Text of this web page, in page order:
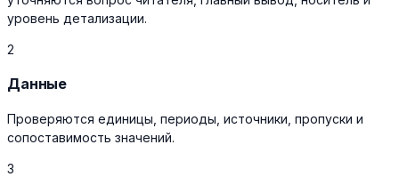
уровень детализации.
2
Данные
Проверяются единицы, периоды, источники, пропуски и
сопоставимость значений.
3